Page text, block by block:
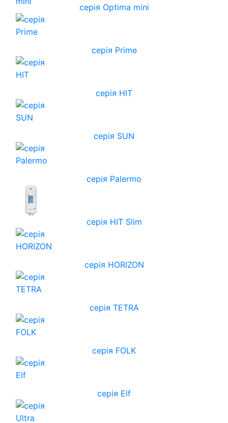
серія Optima mini
серія Prime
серія HIT
серія SUN
серія Palermo
серія HIT Slim
cерія HORIZON
серія TETRA
серія FOLK
серія Elf